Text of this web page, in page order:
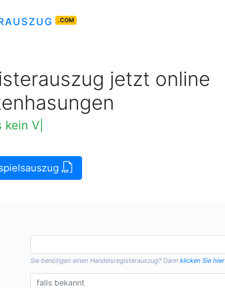
.COM
jetzt online
Vereinsauszug verfüg
Sie benötigen einenHandelsregisterauszug? Dannklicken Sie hier